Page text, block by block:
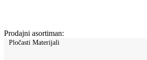
Prodajni asortiman:
Pločasti Materijali